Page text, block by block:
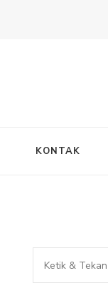
KONTAK
Mencari
Sesuatu?